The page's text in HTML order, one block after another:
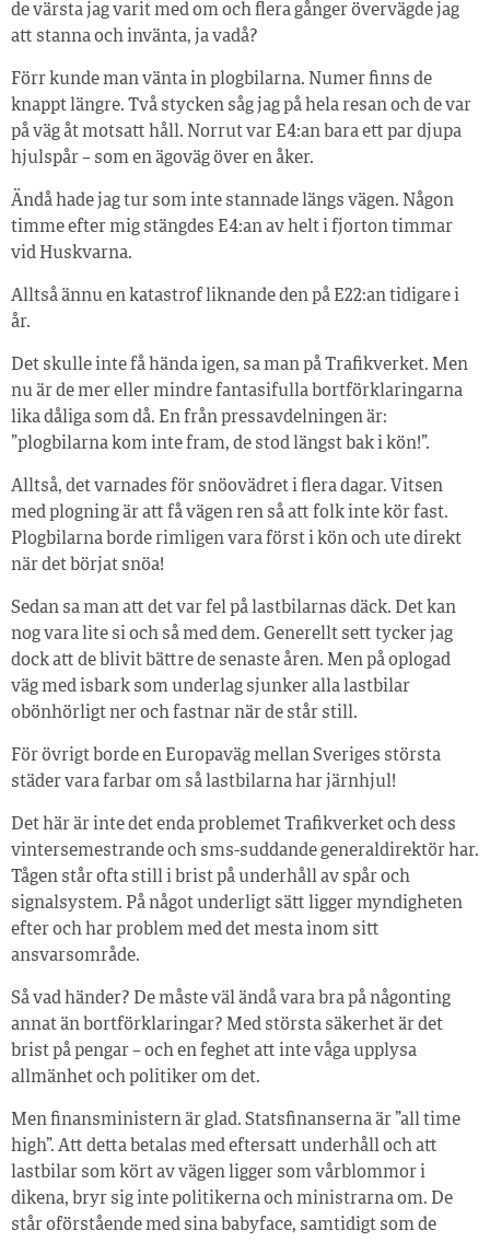
de värsta jag varit med om och flera gånger övervägde jag
att stanna och invänta, ja vadå?
Förr kunde man vänta in plogbilarna. Numer finns de
knappt längre. Två stycken såg jag på hela resan och de var
på väg åt motsatt håll. Norrut var E4:an bara ett par djupa
hjulspår – som en ägoväg över en åker.
Ändå hade jag tur som inte stannade längs vägen. Någon
timme efter mig stängdes E4:an av helt i fjorton timmar
vid Huskvarna.
Alltså ännu en katastrof liknande den på E22:an tidigare i
år.
Det skulle inte få hända igen, sa man på Trafikverket. Men
nu är de mer eller mindre fantasifulla bortförklaringarna
lika dåliga som då. En från pressavdelningen är:
”plogbilarna kom inte fram, de stod längst bak i kön!”.
Alltså, det varnades för snöovädret i flera dagar. Vitsen
med plogning är att få vägen ren så att folk inte kör fast.
Plogbilarna borde rimligen vara först i kön och ute direkt
när det börjat snöa!
Sedan sa man att det var fel på lastbilarnas däck. Det kan
nog vara lite si och så med dem. Generellt sett tycker jag
dock att de blivit bättre de senaste åren. Men på oplogad
väg med isbark som underlag sjunker alla lastbilar
obönhörligt ner och fastnar när de står still.
För övrigt borde en Europaväg mellan Sveriges största
städer vara farbar om så lastbilarna har järnhjul!
Det här är inte det enda problemet Trafikverket och dess
vintersemestrande och sms-suddande generaldirektör har.
Tågen står ofta still i brist på underhåll av spår och
signalsystem. På ­något underligt sätt ligger myndigheten
efter och har problem med det mesta inom sitt
ansvarsområde.
Så vad händer? De måste väl ändå vara bra på någonting
annat än bortförklaringar? Med största säkerhet är det
brist på pengar – och en feghet att inte våga upplysa
allmänhet och politiker om det.
Men finansministern är glad. Statsfinanserna är ”all time
high”. Att detta betalas med eftersatt underhåll och att
lastbilar som kört av vägen ligger som vårblommor i
dikena, bryr sig inte politikerna och ministrarna om. De
står oförstående med sina babyface, samtidigt som de